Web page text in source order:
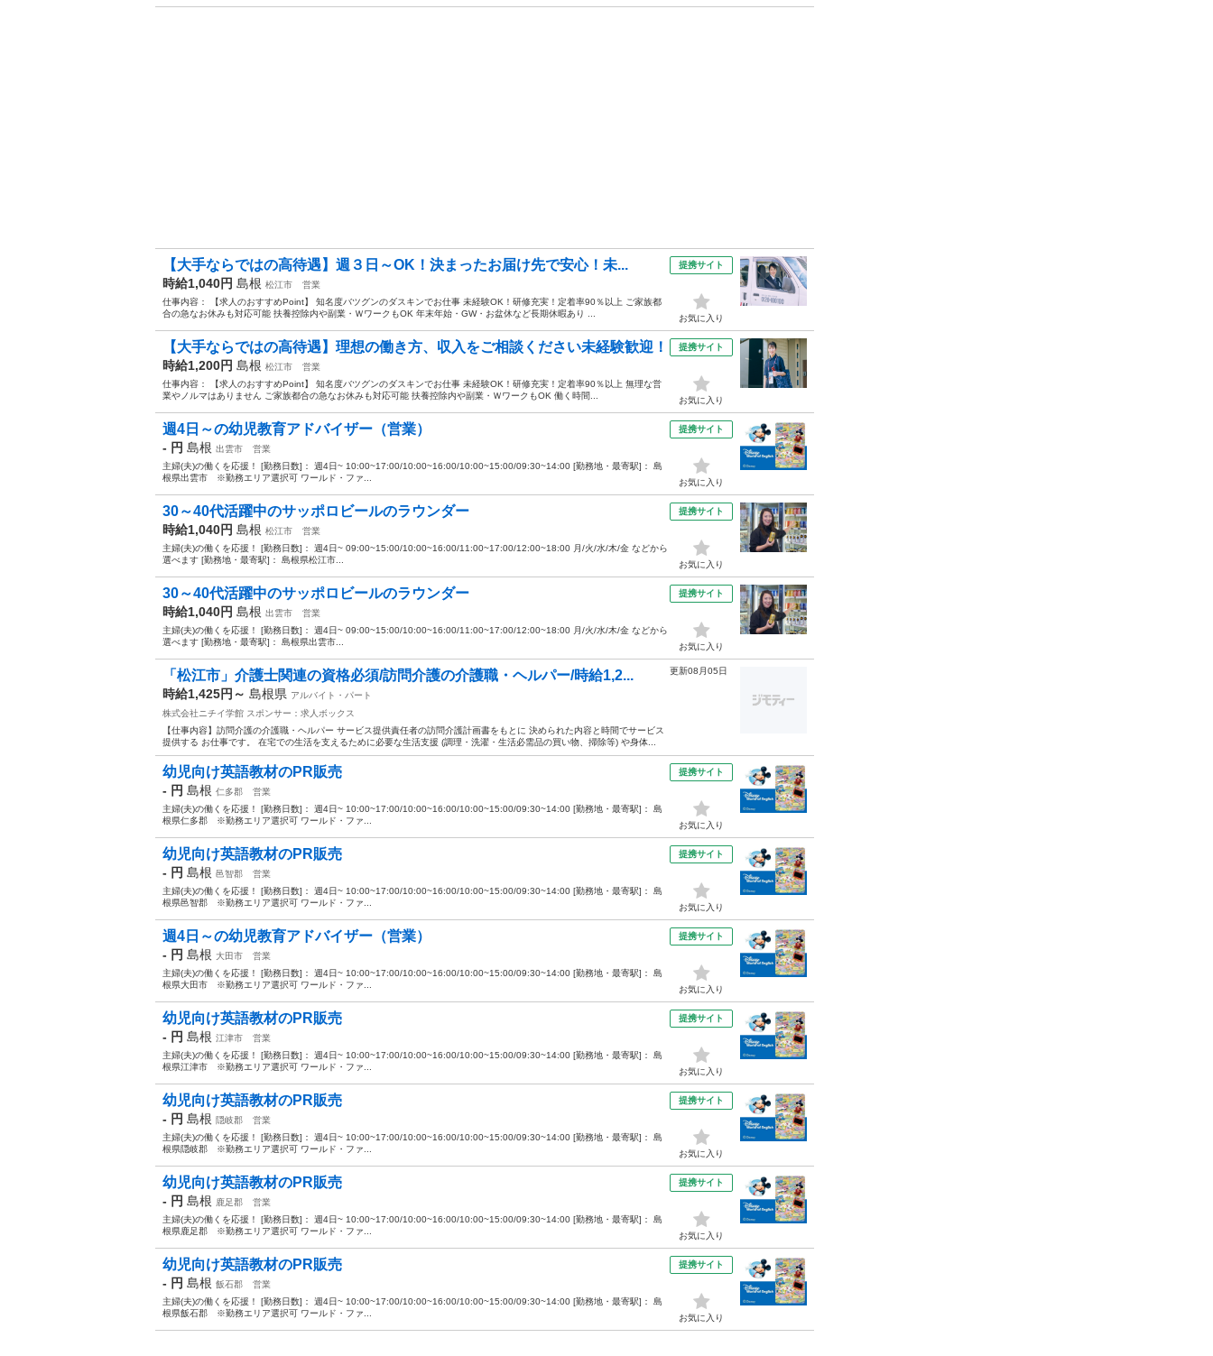
【大手ならではの高待遇】週３日～OK！決まったお届け先で安心！未...
時給1,040円 島根 松江市
営業
仕事内容： 【求人のおすすめPoint】 知名度バツグンのダスキンでお仕事 未経験OK！研修充実！定着率90％以上 ご家族都
合の急なお休みも対応可能 扶養控除内や副業・ＷワークもOK 年末年始・GW・お盆休など長期休暇あり ...
提携サイト
お気に入り
【大手ならではの高待遇】理想の働き方、収入をご相談ください未経験歓迎！
時給1,200円 島根 松江市
営業
仕事内容： 【求人のおすすめPoint】 知名度バツグンのダスキンでお仕事 未経験OK！研修充実！定着率90％以上 無理な営
業やノルマはありません ご家族都合の急なお休みも対応可能 扶養控除内や副業・ＷワークもOK 働く時間...
提携サイト
お気に入り
週4日～の幼児教育アドバイザー（営業）
- 円 島根 出雲市
営業
主婦(夫)の働くを応援！ [勤務日数]： 週4日~ 10:00~17:00/10:00~16:00/10:00~15:00/09:30~14:00 [勤務地・最寄駅]： 島
根県出雲市 ※勤務エリア選択可 ワールド・ファ...
提携サイト
お気に入り
30～40代活躍中のサッポロビールのラウンダー
時給1,040円 島根 松江市
営業
主婦(夫)の働くを応援！ [勤務日数]： 週4日~ 09:00~15:00/10:00~16:00/11:00~17:00/12:00~18:00 月/火/水/木/金 などから
選べます [勤務地・最寄駅]： 島根県松江市...
提携サイト
お気に入り
30～40代活躍中のサッポロビールのラウンダー
時給1,040円 島根 出雲市
営業
主婦(夫)の働くを応援！ [勤務日数]： 週4日~ 09:00~15:00/10:00~16:00/11:00~17:00/12:00~18:00 月/火/水/木/金 などから
選べます [勤務地・最寄駅]： 島根県出雲市...
提携サイト
お気に入り
「松江市」介護士関連の資格必須/訪問介護の介護職・ヘルパー/時給1,2...
時給1,425円～ 島根県 アルバイト・パート
株式会社ニチイ学館 スポンサー：求人ボックス
【仕事内容】訪問介護の介護職・ヘルパー サービス提供責任者の訪問介護計画書をもとに 決められた内容と時間でサービス
提供する お仕事です。 在宅での生活を支えるために必要な生活支援 (調理・洗濯・生活必需品の買い物、掃除等) や身体...
更新08月05日
幼児向け英語教材のPR販売
- 円 島根 仁多郡
営業
主婦(夫)の働くを応援！ [勤務日数]： 週4日~ 10:00~17:00/10:00~16:00/10:00~15:00/09:30~14:00 [勤務地・最寄駅]： 島
根県仁多郡 ※勤務エリア選択可 ワールド・ファ...
提携サイト
お気に入り
幼児向け英語教材のPR販売
- 円 島根 邑智郡
営業
主婦(夫)の働くを応援！ [勤務日数]： 週4日~ 10:00~17:00/10:00~16:00/10:00~15:00/09:30~14:00 [勤務地・最寄駅]： 島
根県邑智郡 ※勤務エリア選択可 ワールド・ファ...
提携サイト
お気に入り
週4日～の幼児教育アドバイザー（営業）
- 円 島根 大田市
営業
主婦(夫)の働くを応援！ [勤務日数]： 週4日~ 10:00~17:00/10:00~16:00/10:00~15:00/09:30~14:00 [勤務地・最寄駅]： 島
根県大田市 ※勤務エリア選択可 ワールド・ファ...
提携サイト
お気に入り
幼児向け英語教材のPR販売
- 円 島根 江津市
営業
主婦(夫)の働くを応援！ [勤務日数]： 週4日~ 10:00~17:00/10:00~16:00/10:00~15:00/09:30~14:00 [勤務地・最寄駅]： 島
根県江津市 ※勤務エリア選択可 ワールド・ファ...
提携サイト
お気に入り
幼児向け英語教材のPR販売
- 円 島根 隠岐郡
営業
主婦(夫)の働くを応援！ [勤務日数]： 週4日~ 10:00~17:00/10:00~16:00/10:00~15:00/09:30~14:00 [勤務地・最寄駅]： 島
根県隠岐郡 ※勤務エリア選択可 ワールド・ファ...
提携サイト
お気に入り
幼児向け英語教材のPR販売
- 円 島根 鹿足郡
営業
主婦(夫)の働くを応援！ [勤務日数]： 週4日~ 10:00~17:00/10:00~16:00/10:00~15:00/09:30~14:00 [勤務地・最寄駅]： 島
根県鹿足郡 ※勤務エリア選択可 ワールド・ファ...
提携サイト
お気に入り
幼児向け英語教材のPR販売
- 円 島根 飯石郡
営業
主婦(夫)の働くを応援！ [勤務日数]： 週4日~ 10:00~17:00/10:00~16:00/10:00~15:00/09:30~14:00 [勤務地・最寄駅]： 島
根県飯石郡 ※勤務エリア選択可 ワールド・ファ...
提携サイト
お気に入り